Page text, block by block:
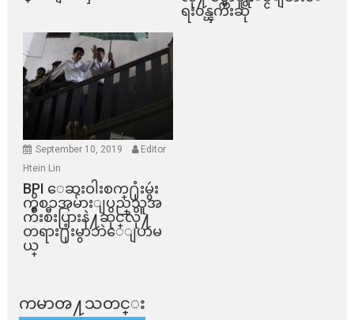
ရး၀န္ၾကီးဆို
September 10, 2019
Editor
Htein Lin
BPI ​ေဆးဝါးစက္​႐ုံးမွဴး
ကိစၥအမ်ားျပည္​သူအ
က်ိဳးစီးပြားနဲ႔ဆိုင္​လို႔
တရား႐ုံးမွာဘဲေျပာမ
ယ္​
ကမာၻ႔သတင္း